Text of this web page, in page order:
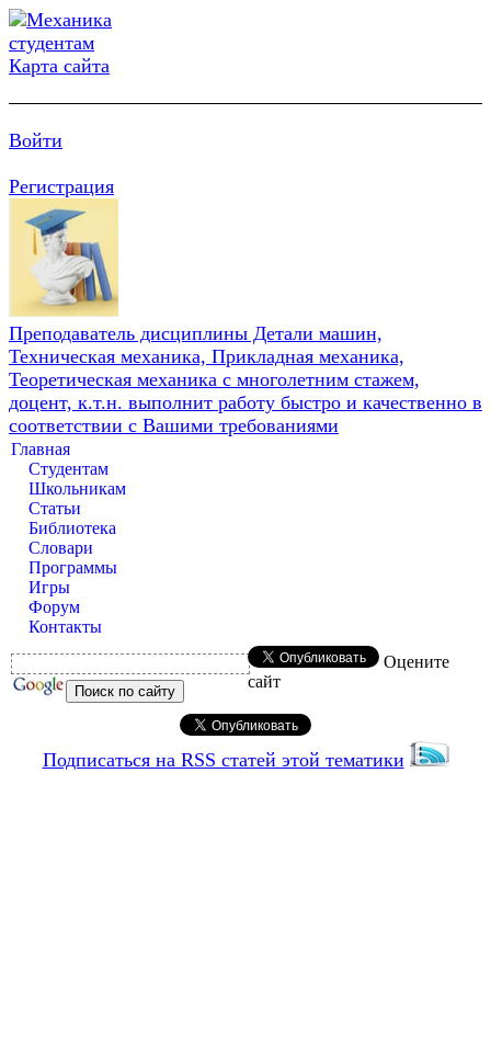
Карта сайта
Войти
Регистрация
Преподаватель дисциплины Детали машин,
Техническая механика, Прикладная механика,
Теоретическая механика с многолетним стажем,
доцент, к.т.н. выполнит работу быстро и качественно в
соответствии с Вашими требованиями
Главная
Студентам
Школьникам
Статьи
Библиотека
Словари
Программы
Игры
Форум
Контакты
Оцените
сайт
Подписаться на RSS статей этой тематики